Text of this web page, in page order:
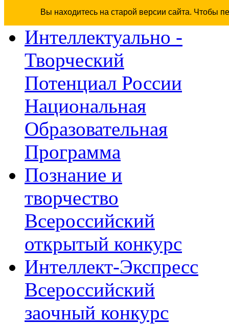
Вы находитесь на старой версии сайта. Чтобы
Интеллектуально -
Творческий
Потенциал России
Национальная
Образовательная
Программа
Познание и
творчество
Всероссийский
открытый конкурс
Интеллект-Экспресс
Всероссийский
заочный конкурс